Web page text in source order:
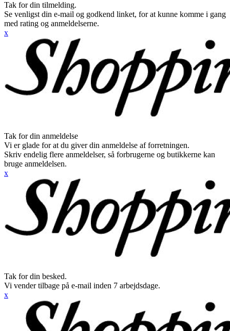
Tak for din tilmelding.
Se venligst din e-mail og godkend linket, for at kunne komme i gang
med rating og anmeldelserne.
x
Tak for din anmeldelse
Vi er glade for at du giver din anmeldelse af forretningen.
Skriv endelig flere anmeldelser, så forbrugerne og butikkerne kan
bruge anmeldelsen.
x
Tak for din besked.
Vi vender tilbage på e-mail inden 7 arbejdsdage.
x